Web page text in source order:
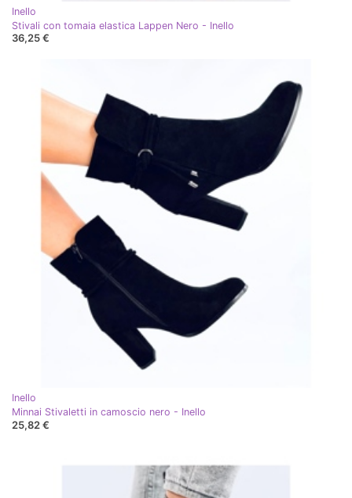
Inello
Stivali con tomaia elastica Lappen Nero - Inello
36,25 €
Inello
Minnai Stivaletti in camoscio nero - Inello
25,82 €